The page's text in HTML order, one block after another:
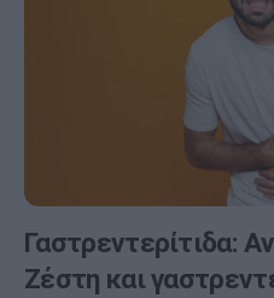
Γαστρεντερίτιδα:
Ζέστη και